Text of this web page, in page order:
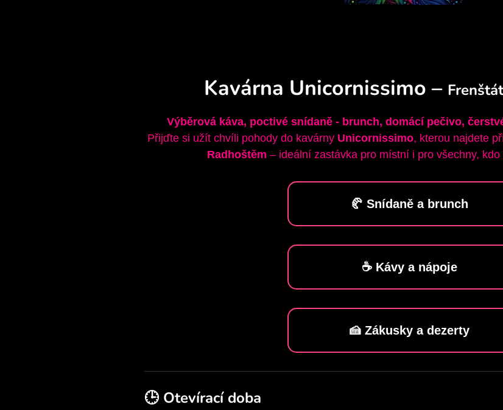
Kavárna Unicornissimo –
Výběrová káva, poctivé snídaně - brunch, domácí pečivo,
Přijďte si užít chvíli pohody do kavárny Unicornissimo, kterou najdete
Radhoštěm – ideální zastávka pro místní i pro všechny,
🥐 Snídaně a brunch
☕ Kávy a nápoje
🍰 Zákusky a dezerty
🕒 Otevírací doba